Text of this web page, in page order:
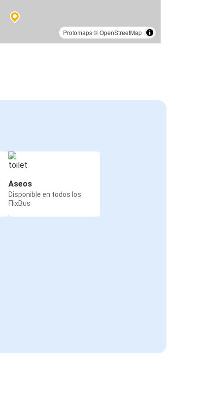
Protomaps©OpenStreetMap
Aseos
Disponible en todos los
FlixBus